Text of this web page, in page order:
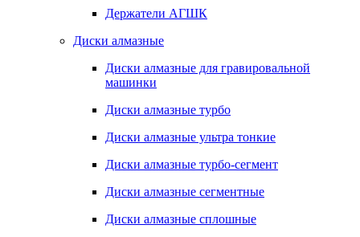
Держатели АГШК
Диски алмазные
Диски алмазные для гравировальной
машинки
Диски алмазные турбо
Диски алмазные ультра тонкие
Диски алмазные турбо-сегмент
Диски алмазные сегментные
Диски алмазные сплошные